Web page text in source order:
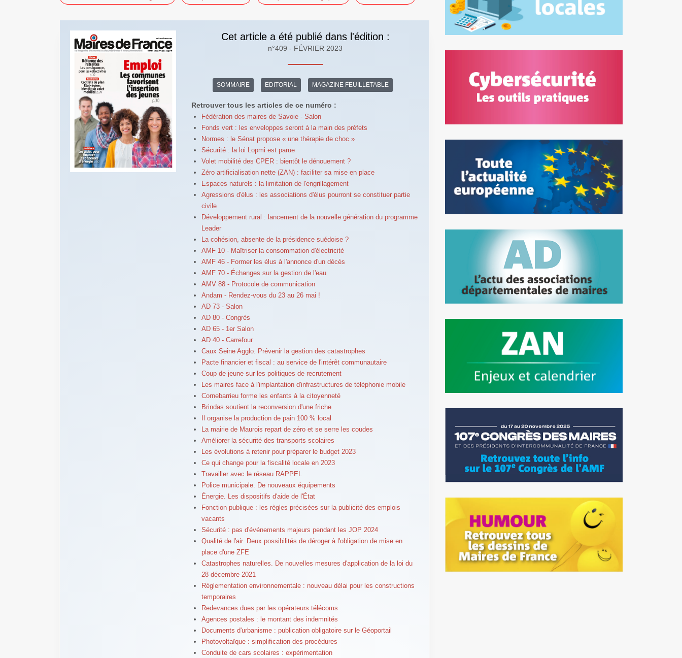
Cet article a été publié dans l'édition :
n°409 - FÉVRIER 2023
SOMMAIRE EDITORIAL MAGAZINE FEUILLETABLE
Retrouver tous les articles de ce numéro :
Fédération des maires de Savoie - Salon
Fonds vert : les enveloppes seront à la main des préfets
Normes : le Sénat propose « une thérapie de choc »
Sécurité : la loi Lopmi est parue
Volet mobilité des CPER : bientôt le dénouement ?
Zéro artificialisation nette (ZAN) : faciliter sa mise en place
Espaces naturels : la limitation de l'engrillagement
Agressions d'élus : les associations d'élus pourront se constituer partie
civile
Développement rural : lancement de la nouvelle génération du programme
Leader
La cohésion, absente de la présidence suédoise ?
AMF 10 - Maîtriser la consommation d'électricité
AMF 46 - Former les élus à l'annonce d'un décès
AMF 70 - Échanges sur la gestion de l'eau
AMV 88 - Protocole de communication
Andam - Rendez-vous du 23 au 26 mai !
AD 73 - Salon
AD 80 - Congrès
AD 65 - 1er Salon
AD 40 - Carrefour
Caux Seine Agglo. Prévenir la gestion des catastrophes
Pacte financier et fiscal : au service de l'intérêt communautaire
Coup de jeune sur les politiques de recrutement
Les maires face à l'implantation d'infrastructures de téléphonie mobile
Cornebarrieu forme les enfants à la citoyenneté
Brindas soutient la reconversion d'une friche
Il organise la production de pain 100 % local
La mairie de Maurois repart de zéro et se serre les coudes
Améliorer la sécurité des transports scolaires
Les évolutions à retenir pour préparer le budget 2023
Ce qui change pour la fiscalité locale en 2023
Travailler avec le réseau RAPPEL
Police municipale. De nouveaux équipements
Énergie. Les dispositifs d'aide de l'État
Fonction publique : les règles précisées sur la publicité des emplois
vacants
Sécurité : pas d'événements majeurs pendant les JOP 2024
Qualité de l'air. Deux possibilités de déroger à l'obligation de mise en
place d'une ZFE
Catastrophes naturelles. De nouvelles mesures d'application de la loi du
28 décembre 2021
Réglementation environnementale : nouveau délai pour les constructions
temporaires
Redevances dues par les opérateurs télécoms
Agences postales : le montant des indemnités
Documents d'urbanisme : publication obligatoire sur le Géoportail
Photovoltaïque : simplification des procédures
Conduite de cars scolaires : expérimentation